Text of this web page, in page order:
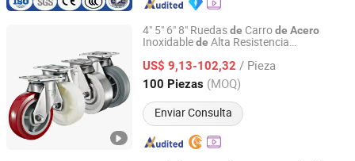
4" 5" 6" 8" Ruedasde Carrode Acero
Inoxidablede Alta Resistencia
Industriales Antioxidantes
US$ 9,13-102,32 / Pieza
100 Piezas (MOQ)
Enviar Consulta
Foshan Michwheel Hardware Products Co., Ltd.
Guangdong, China Desde 2024